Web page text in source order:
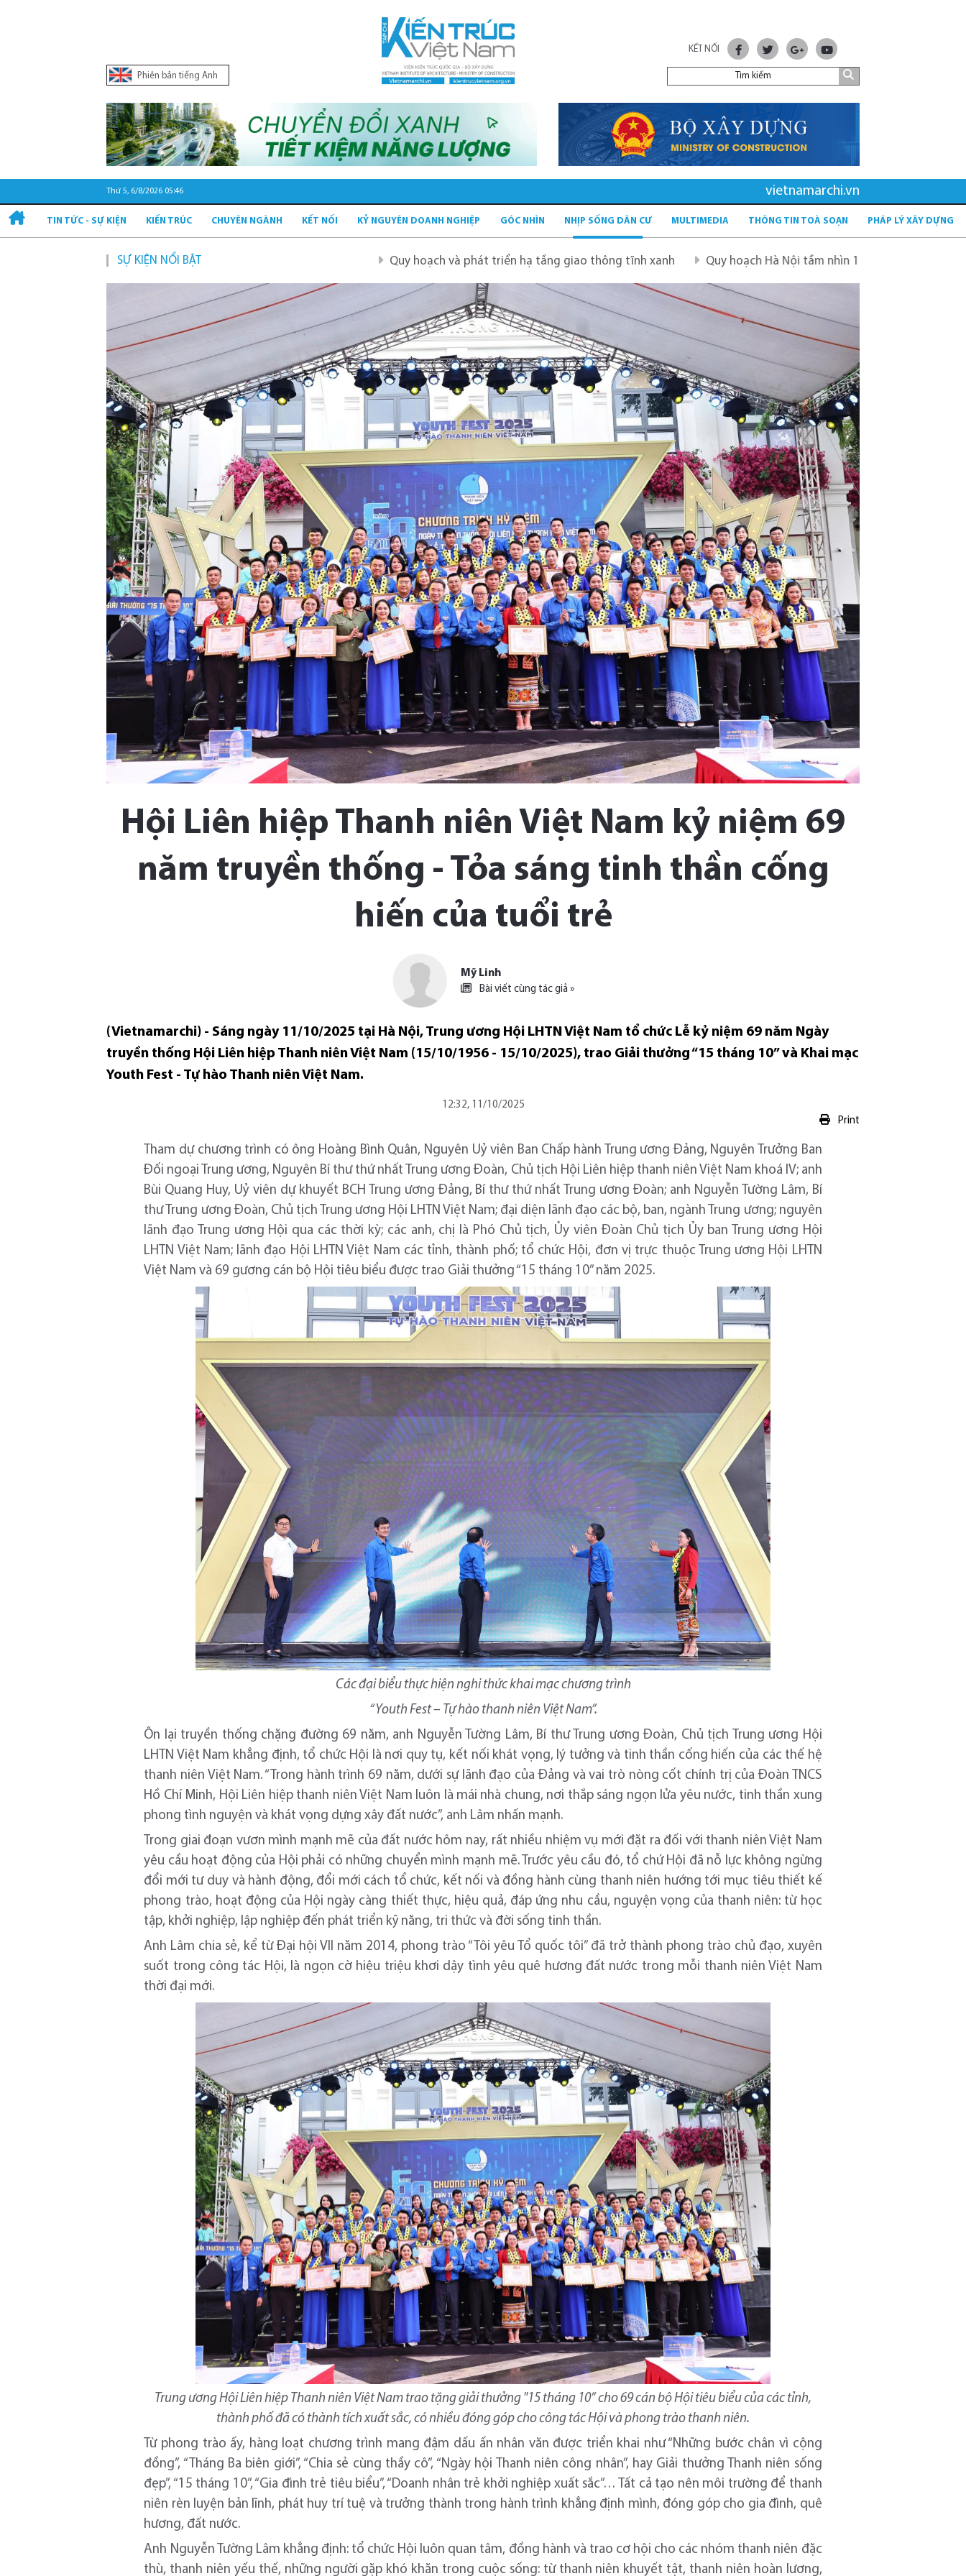
Phiên bản tiếng Anh
KẾT NỐI
Thứ 5, 6/8/2026 05:46 vietnamarchi.vn
TIN TỨC - SỰ KIỆN KIẾN TRÚC CHUYÊN NGÀNH KẾT NỐI KỶ NGUYÊN DOANH NGHIỆP GÓC NHÌN NHỊP SỐNG DÂN CƯ MULTIMEDIA THÔNG TIN TOÀ SOẠN PHÁP LÝ XÂY DỰNG
SỰ KIỆN NỔI BẬT Quy hoạch và phát triển hạ tầng giao thông tĩnh xanh Quy hoạch Hà Nội tầm nhìn 100 năm Quy hoạch mới sau
Hội Liên hiệp Thanh niên Việt Nam kỷ niệm 69
năm truyền thống - Tỏa sáng tinh thần cống
hiến của tuổi trẻ
Mỹ Linh
Bài viết cùng tác giả »
(Vietnamarchi) - Sáng ngày 11/10/2025 tại Hà Nội, Trung ương Hội LHTN Việt Nam tổ chức Lễ kỷ niệm 69 năm Ngày
truyền thống Hội Liên hiệp Thanh niên Việt Nam (15/10/1956 - 15/10/2025), trao Giải thưởng “15 tháng 10” và Khai mạc
Youth Fest - Tự hào Thanh niên Việt Nam.
12:32, 11/10/2025
Print
Tham dự chương trình có ông Hoàng Bình Quân, Nguyên Uỷ viên Ban Chấp hành Trung ương Đảng, Nguyên Trưởng Ban
Đối ngoại Trung ương, Nguyên Bí thư thứ nhất Trung ương Đoàn, Chủ tịch Hội Liên hiệp thanh niên Việt Nam khoá IV; anh
Bùi Quang Huy, Uỷ viên dự khuyết BCH Trung ương Đảng, Bí thư thứ nhất Trung ương Đoàn; anh Nguyễn Tường Lâm, Bí
thư Trung ương Đoàn, Chủ tịch Trung ương Hội LHTN Việt Nam; đại diện lãnh đạo các bộ, ban, ngành Trung ương; nguyên
lãnh đạo Trung ương Hội qua các thời kỳ; các anh, chị là Phó Chủ tịch, Ủy viên Đoàn Chủ tịch Ủy ban Trung ương Hội
LHTN Việt Nam; lãnh đạo Hội LHTN Việt Nam các tỉnh, thành phố; tổ chức Hội, đơn vị trực thuộc Trung ương Hội LHTN
Việt Nam và 69 gương cán bộ Hội tiêu biểu được trao Giải thưởng “15 tháng 10” năm 2025.
Các đại biểu thực hiện nghi thức khai mạc chương trình
“Youth Fest – Tự hào thanh niên Việt Nam”.
Ôn lại truyền thống chặng đường 69 năm, anh Nguyễn Tường Lâm, Bí thư Trung ương Đoàn, Chủ tịch Trung ương Hội
LHTN Việt Nam khẳng định, tổ chức Hội là nơi quy tụ, kết nối khát vọng, lý tưởng và tinh thần cống hiến của các thế hệ
thanh niên Việt Nam. “Trong hành trình 69 năm, dưới sự lãnh đạo của Đảng và vai trò nòng cốt chính trị của Đoàn TNCS
Hồ Chí Minh, Hội Liên hiệp thanh niên Việt Nam luôn là mái nhà chung, nơi thắp sáng ngọn lửa yêu nước, tinh thần xung
phong tình nguyện và khát vọng dựng xây đất nước”, anh Lâm nhấn mạnh.
Trong giai đoạn vươn mình mạnh mẽ của đất nước hôm nay, rất nhiều nhiệm vụ mới đặt ra đối với thanh niên Việt Nam
yêu cầu hoạt động của Hội phải có những chuyển mình mạnh mẽ. Trước yêu cầu đó, tổ chứ Hội đã nỗ lực không ngừng
đổi mới tư duy và hành động, đổi mới cách tổ chức, kết nối và đồng hành cùng thanh niên hướng tới mục tiêu thiết kế
phong trào, hoạt động của Hội ngày càng thiết thực, hiệu quả, đáp ứng nhu cầu, nguyện vọng của thanh niên: từ học
tập, khởi nghiệp, lập nghiệp đến phát triển kỹ năng, tri thức và đời sống tinh thần.
Anh Lâm chia sẻ, kể từ Đại hội VII năm 2014, phong trào “Tôi yêu Tổ quốc tôi” đã trở thành phong trào chủ đạo, xuyên
suốt trong công tác Hội, là ngọn cờ hiệu triệu khơi dậy tình yêu quê hương đất nước trong mỗi thanh niên Việt Nam
thời đại mới.
Trung ương Hội Liên hiệp Thanh niên Việt Nam trao tặng giải thưởng "15 tháng 10” cho 69 cán bộ Hội tiêu biểu của các tỉnh,
thành phố đã có thành tích xuất sắc, có nhiều đóng góp cho công tác Hội và phong trào thanh niên.
Từ phong trào ấy, hàng loạt chương trình mang đậm dấu ấn nhân văn được triển khai như “Những bước chân vì cộng
đồng”, “Tháng Ba biên giới”, “Chia sẻ cùng thầy cô”, “Ngày hội Thanh niên công nhân”, hay Giải thưởng Thanh niên sống
đẹp”, “15 tháng 10”, “Gia đình trẻ tiêu biểu”, “Doanh nhân trẻ khởi nghiệp xuất sắc”… Tất cả tạo nên môi trường để thanh
niên rèn luyện bản lĩnh, phát huy trí tuệ và trưởng thành trong hành trình khẳng định mình, đóng góp cho gia đình, quê
hương, đất nước.
Anh Nguyễn Tường Lâm khẳng định: tổ chức Hội luôn quan tâm, đồng hành và trao cơ hội cho các nhóm thanh niên đặc
thù, thanh niên yếu thế, những người gặp khó khăn trong cuộc sống: từ thanh niên khuyết tật, thanh niên hoàn lương,